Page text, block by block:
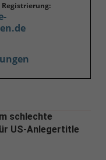
schlechte
US-Anlegertitle